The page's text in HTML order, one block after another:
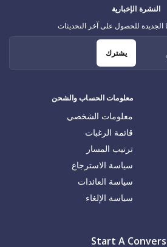
معلومات الحساب والشحن
معلومات الشخصي
قائمة الرغبات
ترتيب المسار
سياسة الاسترجاع
سياسة العائدات
سياسة الإلغاء
النشرة الإخبارية
الجديدة للحصول على آخر التحديثات
يشترك
Start A